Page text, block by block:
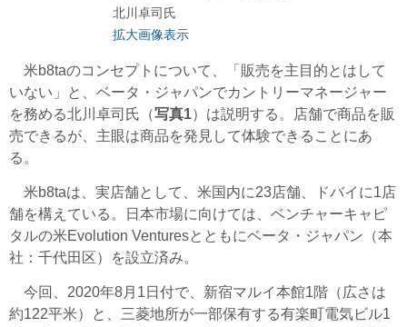
北川卓司氏
拡大画像表示
米b8taのコンセプトについて、「販売を主目的とはして
いない」と、ベータ・ジャパンでカントリーマネージャー
を務める北川卓司氏（写真1）は説明する。店舗で商品を販
売できるが、主眼は商品を発見して体験できることにあ
る。
米b8taは、実店舗として、米国内に23店舗、ドバイに1店
舗を構えている。日本市場に向けては、ベンチャーキャピ
タルの米Evolution Venturesとともにベータ・ジャパン（本
社：千代田区）を設立済み。
今回、2020年8月1日付で、新宿マルイ本館1階（広さは
約122平米）と、三菱地所が一部保有する有楽町電気ビル1